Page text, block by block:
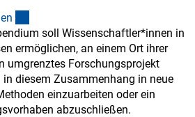
n
soll Wissenschaftler*innen in
ermöglichen, an einem Ort ihrer
umgrenztes Forschungsprojekt
diesem Zusammenhang in neue
einzuarbeiten oder ein
abzuschließen.